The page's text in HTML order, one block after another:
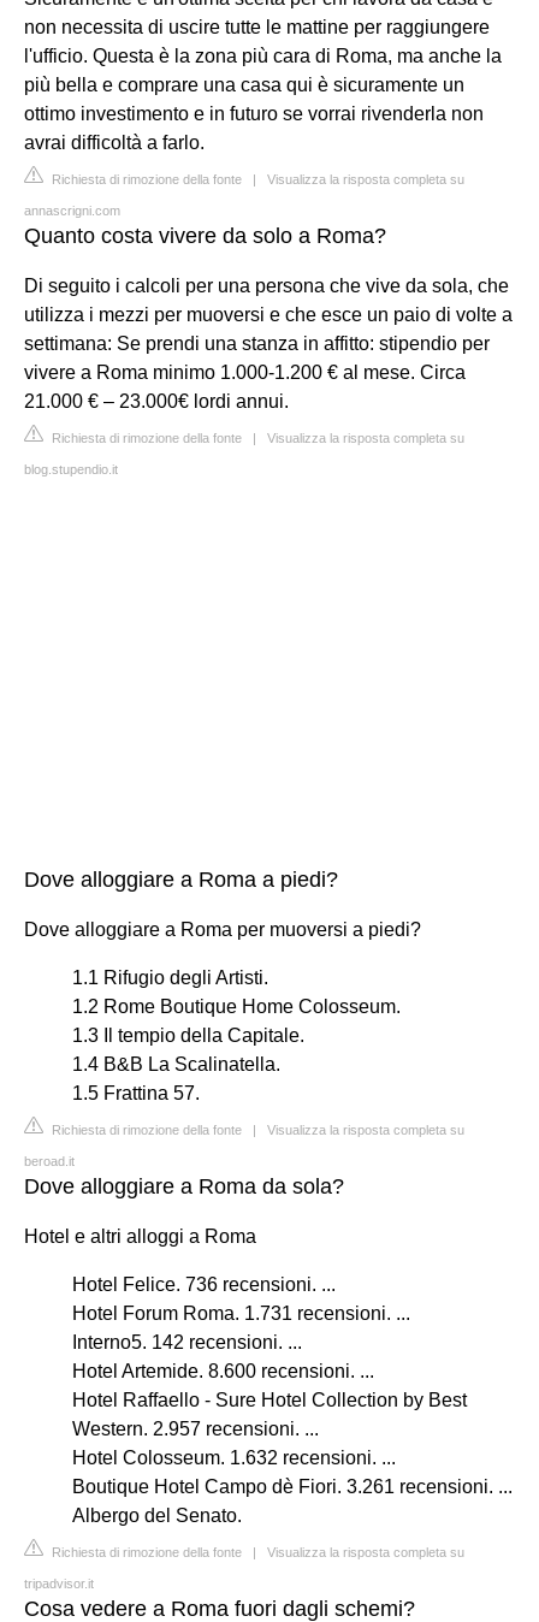
non necessita di uscire tutte le mattine per raggiungere
l'ufficio. Questa è la zona più cara di Roma, ma anche la
più bella e comprare una casa qui è sicuramente un
ottimo investimento e in futuro se vorrai rivenderla non
avrai difficoltà a farlo.
Richiesta di rimozione della fonte | Visualizza la risposta completa su
annascrigni.com
Quanto costa vivere da solo a Roma?
Di seguito i calcoli per una persona che vive da sola, che
utilizza i mezzi per muoversi e che esce un paio di volte a
settimana: Se prendi una stanza in affitto: stipendio per
vivere a Roma minimo 1.000-1.200 € al mese. Circa
21.000 € – 23.000€ lordi annui.
Richiesta di rimozione della fonte | Visualizza la risposta completa su
blog.stupendio.it
Dove alloggiare a Roma a piedi?
Dove alloggiare a Roma per muoversi a piedi?
1.1 Rifugio degli Artisti.
1.2 Rome Boutique Home Colosseum.
1.3 Il tempio della Capitale.
1.4 B&B La Scalinatella.
1.5 Frattina 57.
Richiesta di rimozione della fonte | Visualizza la risposta completa su
beroad.it
Dove alloggiare a Roma da sola?
Hotel e altri alloggi a Roma
Hotel Felice. 736 recensioni. ...
Hotel Forum Roma. 1.731 recensioni. ...
Interno5. 142 recensioni. ...
Hotel Artemide. 8.600 recensioni. ...
Hotel Raffaello - Sure Hotel Collection by Best
Western. 2.957 recensioni. ...
Hotel Colosseum. 1.632 recensioni. ...
Boutique Hotel Campo dè Fiori. 3.261 recensioni. ...
Albergo del Senato.
Richiesta di rimozione della fonte | Visualizza la risposta completa su
tripadvisor.it
Cosa vedere a Roma fuori dagli schemi?